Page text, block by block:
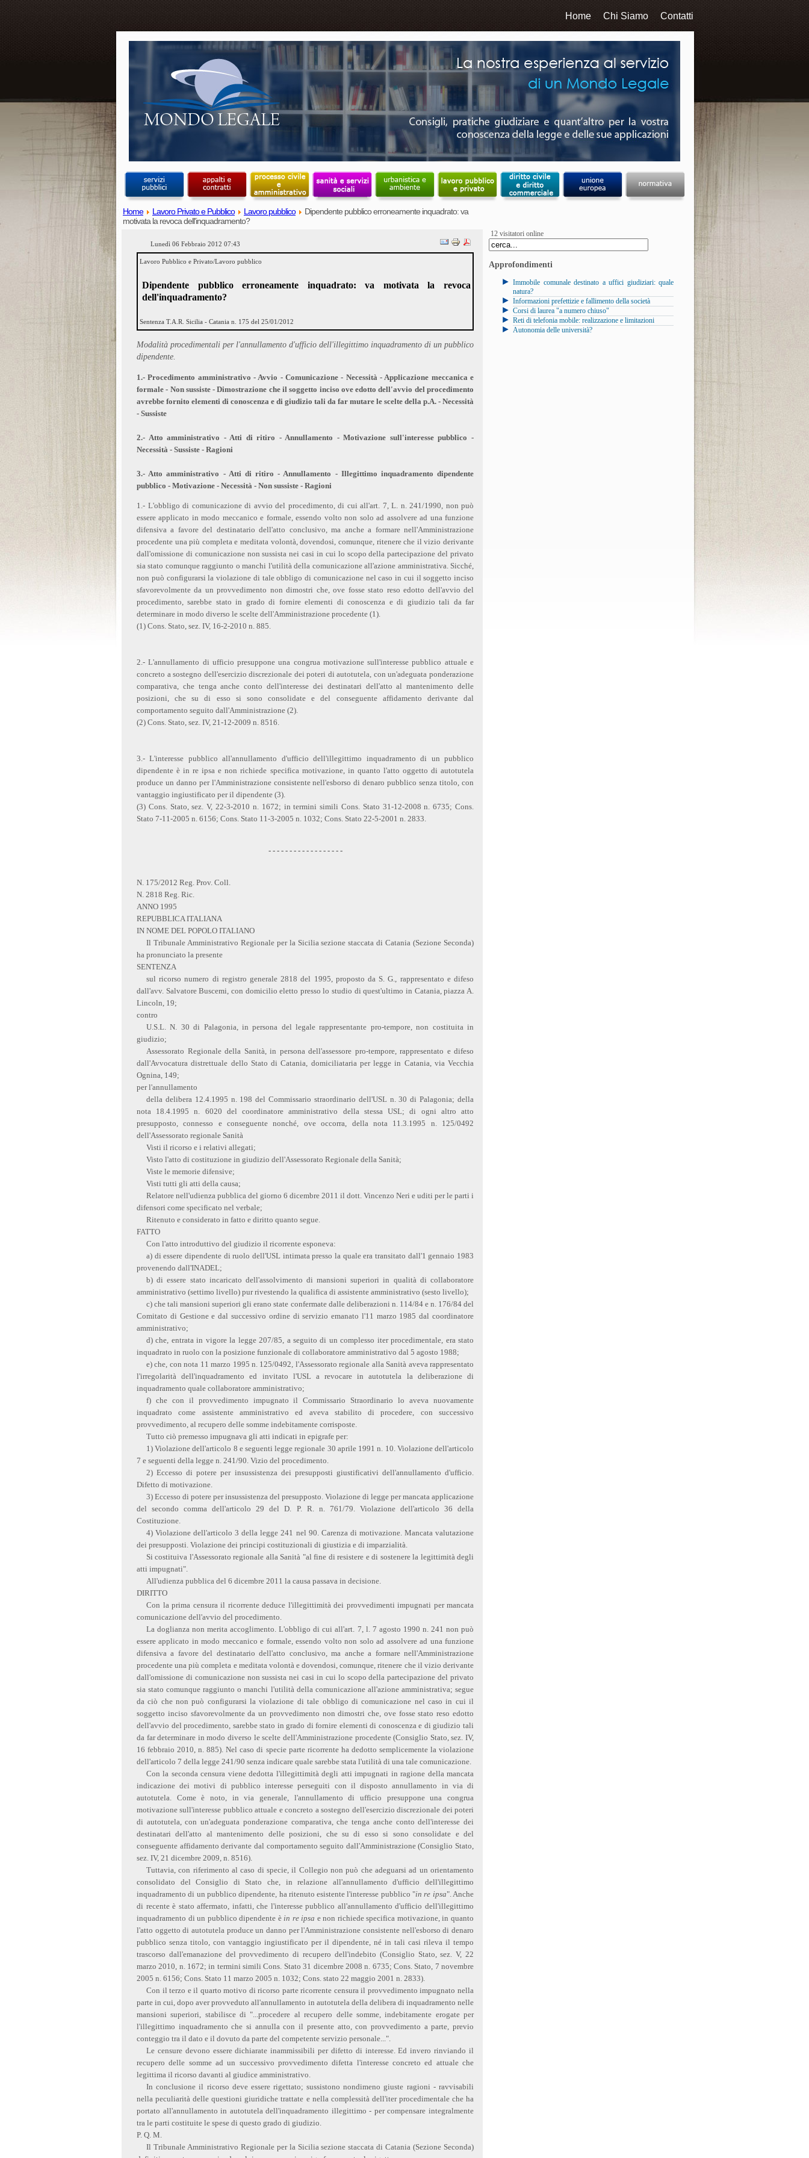
Home Chi Siamo Contatti
Home Lavoro Privato e Pubblico Lavoro pubblico
Dipendente pubblico erroneamente inquadrato: va
motivata la revoca dell'inquadramento?
Lunedì 06 Febbraio 2012 07:43
Lavoro Pubblico e Privato/Lavoro pubblico
Dipendente pubblico erroneamente inquadrato: va motivata la revoca
dell'inquadramento?
Sentenza T.A.R. Sicilia - Catania n. 175 del 25/01/2012
Modalità procedimentali per l'annullamento d'ufficio dell'illegittimo inquadramento di un pubblico
dipendente.
1.- Procedimento amministrativo - Avvio - Comunicazione - Necessità - Applicazione meccanica e
formale - Non sussiste - Dimostrazione che il soggetto inciso ove edotto dell'avvio del procedimento
avrebbe fornito elementi di conoscenza e di giudizio tali da far mutare le scelte della p.A. - Necessità
- Sussiste
2.- Atto amministrativo - Atti di ritiro - Annullamento - Motivazione sull'interesse pubblico -
Necessità - Sussiste - Ragioni
3.- Atto amministrativo - Atti di ritiro - Annullamento - Illegittimo inquadramento dipendente
pubblico - Motivazione - Necessità - Non sussiste - Ragioni
1.- L'obbligo di comunicazione di avvio del procedimento, di cui all'art. 7, L. n. 241/1990, non può
essere applicato in modo meccanico e formale, essendo volto non solo ad assolvere ad una funzione
difensiva a favore del destinatario dell'atto conclusivo, ma anche a formare nell'Amministrazione
procedente una più completa e meditata volontà, dovendosi, comunque, ritenere che il vizio derivante
dall'omissione di comunicazione non sussista nei casi in cui lo scopo della partecipazione del privato
sia stato comunque raggiunto o manchi l'utilità della comunicazione all'azione amministrativa. Sicché,
non può configurarsi la violazione di tale obbligo di comunicazione nel caso in cui il soggetto inciso
sfavorevolmente da un provvedimento non dimostri che, ove fosse stato reso edotto dell'avvio del
procedimento, sarebbe stato in grado di fornire elementi di conoscenza e di giudizio tali da far
determinare in modo diverso le scelte dell'Amministrazione procedente (1).
(1) Cons. Stato, sez. IV, 16-2-2010 n. 885.
2.- L'annullamento di ufficio presuppone una congrua motivazione sull'interesse pubblico attuale e
concreto a sostegno dell'esercizio discrezionale dei poteri di autotutela, con un'adeguata ponderazione
comparativa, che tenga anche conto dell'interesse dei destinatari dell'atto al mantenimento delle
posizioni, che su di esso si sono consolidate e del conseguente affidamento derivante dal
comportamento seguito dall'Amministrazione (2).
(2) Cons. Stato, sez. IV, 21-12-2009 n. 8516.
3.- L'interesse pubblico all'annullamento d'ufficio dell'illegittimo inquadramento di un pubblico
dipendente è in re ipsa e non richiede specifica motivazione, in quanto l'atto oggetto di autotutela
produce un danno per l'Amministrazione consistente nell'esborso di denaro pubblico senza titolo, con
vantaggio ingiustificato per il dipendente (3).
(3) Cons. Stato, sez. V, 22-3-2010 n. 1672; in termini simili Cons. Stato 31-12-2008 n. 6735; Cons.
Stato 7-11-2005 n. 6156; Cons. Stato 11-3-2005 n. 1032; Cons. Stato 22-5-2001 n. 2833.
- - - - - - - - - - - - - - - - - -
N. 175/2012 Reg. Prov. Coll.
N. 2818 Reg. Ric.
ANNO 1995
REPUBBLICA ITALIANA
IN NOME DEL POPOLO ITALIANO
Il Tribunale Amministrativo Regionale per la Sicilia sezione staccata di Catania (Sezione Seconda)
ha pronunciato la presente
SENTENZA
sul ricorso numero di registro generale 2818 del 1995, proposto da S. G., rappresentato e difeso
dall'avv. Salvatore Buscemi, con domicilio eletto presso lo studio di quest'ultimo in Catania, piazza A.
Lincoln, 19;
contro
U.S.L. N. 30 di Palagonia, in persona del legale rappresentante pro-tempore, non costituita in
giudizio;
Assessorato Regionale della Sanità, in persona dell'assessore pro-tempore, rappresentato e difeso
dall'Avvocatura distrettuale dello Stato di Catania, domiciliataria per legge in Catania, via Vecchia
Ognina, 149;
per l'annullamento
della delibera 12.4.1995 n. 198 del Commissario straordinario dell'USL n. 30 di Palagonia; della
nota 18.4.1995 n. 6020 del coordinatore amministrativo della stessa USL; di ogni altro atto
presupposto, connesso e conseguente nonché, ove occorra, della nota 11.3.1995 n. 125/0492
dell'Assessorato regionale Sanità
Visti il ricorso e i relativi allegati;
Visto l'atto di costituzione in giudizio dell'Assessorato Regionale della Sanità;
Viste le memorie difensive;
Visti tutti gli atti della causa;
Relatore nell'udienza pubblica del giorno 6 dicembre 2011 il dott. Vincenzo Neri e uditi per le parti i
difensori come specificato nel verbale;
Ritenuto e considerato in fatto e diritto quanto segue.
FATTO
Con l'atto introduttivo del giudizio il ricorrente esponeva:
a) di essere dipendente di ruolo dell'USL intimata presso la quale era transitato dall'1 gennaio 1983
provenendo dall'INADEL;
b) di essere stato incaricato dell'assolvimento di mansioni superiori in qualità di collaboratore
amministrativo (settimo livello) pur rivestendo la qualifica di assistente amministrativo (sesto livello);
c) che tali mansioni superiori gli erano state confermate dalle deliberazioni n. 114/84 e n. 176/84 del
Comitato di Gestione e dal successivo ordine di servizio emanato l'11 marzo 1985 dal coordinatore
amministrativo;
d) che, entrata in vigore la legge 207/85, a seguito di un complesso iter procedimentale, era stato
inquadrato in ruolo con la posizione funzionale di collaboratore amministrativo dal 5 agosto 1988;
e) che, con nota 11 marzo 1995 n. 125/0492, l'Assessorato regionale alla Sanità aveva rappresentato
l'irregolarità dell'inquadramento ed invitato l'USL a revocare in autotutela la deliberazione di
inquadramento quale collaboratore amministrativo;
f) che con il provvedimento impugnato il Commissario Straordinario lo aveva nuovamente
inquadrato come assistente amministrativo ed aveva stabilito di procedere, con successivo
provvedimento, al recupero delle somme indebitamente corrisposte.
Tutto ciò premesso impugnava gli atti indicati in epigrafe per:
1) Violazione dell'articolo 8 e seguenti legge regionale 30 aprile 1991 n. 10. Violazione dell'articolo
7 e seguenti della legge n. 241/90. Vizio del procedimento.
2) Eccesso di potere per insussistenza dei presupposti giustificativi dell'annullamento d'ufficio.
Difetto di motivazione.
3) Eccesso di potere per insussistenza del presupposto. Violazione di legge per mancata applicazione
del secondo comma dell'articolo 29 del D. P. R. n. 761/79. Violazione dell'articolo 36 della
Costituzione.
4) Violazione dell'articolo 3 della legge 241 nel 90. Carenza di motivazione. Mancata valutazione
dei presupposti. Violazione dei principi costituzionali di giustizia e di imparzialità.
Si costituiva l'Assessorato regionale alla Sanità "al fine di resistere e di sostenere la legittimità degli
atti impugnati".
All'udienza pubblica del 6 dicembre 2011 la causa passava in decisione.
DIRITTO
Con la prima censura il ricorrente deduce l'illegittimità dei provvedimenti impugnati per mancata
comunicazione dell'avvio del procedimento.
La doglianza non merita accoglimento. L'obbligo di cui all'art. 7, l. 7 agosto 1990 n. 241 non può
essere applicato in modo meccanico e formale, essendo volto non solo ad assolvere ad una funzione
difensiva a favore del destinatario dell'atto conclusivo, ma anche a formare nell'Amministrazione
procedente una più completa e meditata volontà e dovendosi, comunque, ritenere che il vizio derivante
dall'omissione di comunicazione non sussista nei casi in cui lo scopo della partecipazione del privato
sia stato comunque raggiunto o manchi l'utilità della comunicazione all'azione amministrativa; segue
da ciò che non può configurarsi la violazione di tale obbligo di comunicazione nel caso in cui il
soggetto inciso sfavorevolmente da un provvedimento non dimostri che, ove fosse stato reso edotto
dell'avvio del procedimento, sarebbe stato in grado di fornire elementi di conoscenza e di giudizio tali
da far determinare in modo diverso le scelte dell'Amministrazione procedente (Consiglio Stato, sez. IV,
16 febbraio 2010, n. 885). Nel caso di specie parte ricorrente ha dedotto semplicemente la violazione
dell'articolo 7 della legge 241/90 senza indicare quale sarebbe stata l'utilità di una tale comunicazione.
Con la seconda censura viene dedotta l'illegittimità degli atti impugnati in ragione della mancata
indicazione dei motivi di pubblico interesse perseguiti con il disposto annullamento in via di
autotutela. Come è noto, in via generale, l'annullamento di ufficio presuppone una congrua
motivazione sull'interesse pubblico attuale e concreto a sostegno dell'esercizio discrezionale dei poteri
di autotutela, con un'adeguata ponderazione comparativa, che tenga anche conto dell'interesse dei
destinatari dell'atto al mantenimento delle posizioni, che su di esso si sono consolidate e del
conseguente affidamento derivante dal comportamento seguito dall'Amministrazione (Consiglio Stato,
sez. IV, 21 dicembre 2009, n. 8516).
Tuttavia, con riferimento al caso di specie, il Collegio non può che adeguarsi ad un orientamento
consolidato del Consiglio di Stato che, in relazione all'annullamento d'ufficio dell'illegittimo
inquadramento di un pubblico dipendente, ha ritenuto esistente l'interesse pubblico "in re ipsa". Anche
di recente è stato affermato, infatti, che l'interesse pubblico all'annullamento d'ufficio dell'illegittimo
inquadramento di un pubblico dipendente èin re ipsa e non richiede specifica motivazione, in quanto
l'atto oggetto di autotutela produce un danno per l'Amministrazione consistente nell'esborso di denaro
pubblico senza titolo, con vantaggio ingiustificato per il dipendente, né in tali casi rileva il tempo
trascorso dall'emanazione del provvedimento di recupero dell'indebito (Consiglio Stato, sez. V, 22
marzo 2010, n. 1672; in termini simili Cons. Stato 31 dicembre 2008 n. 6735; Cons. Stato, 7 novembre
2005 n. 6156; Cons. Stato 11 marzo 2005 n. 1032; Cons. stato 22 maggio 2001 n. 2833).
Con il terzo e il quarto motivo di ricorso parte ricorrente censura il provvedimento impugnato nella
parte in cui, dopo aver provveduto all'annullamento in autotutela della delibera di inquadramento nelle
mansioni superiori, stabilisce di "...procedere al recupero delle somme, indebitamente erogate per
l'illegittimo inquadramento che si annulla con il presente atto, con provvedimento a parte, previo
conteggio tra il dato e il dovuto da parte del competente servizio personale...".
Le censure devono essere dichiarate inammissibili per difetto di interesse. Ed invero rinviando il
recupero delle somme ad un successivo provvedimento difetta l'interesse concreto ed attuale che
legittima il ricorso davanti al giudice amministrativo.
In conclusione il ricorso deve essere rigettato; sussistono nondimeno giuste ragioni - ravvisabili
nella peculiarità delle questioni giuridiche trattate e nella complessità dell'iter procedimentale che ha
portato all'annullamento in autotutela dell'inquadramento illegittimo - per compensare integralmente
tra le parti costituite le spese di questo grado di giudizio.
P. Q. M.
Il Tribunale Amministrativo Regionale per la Sicilia sezione staccata di Catania (Sezione Seconda)
12 visitatori online
Approfondimenti
Immobile comunale destinato a uffici giudiziari: quale
natura?
Informazioni prefettizie e fallimento della società
Corsi di laurea "a numero chiuso"
Reti di telefonia mobile: realizzazione e limitazioni
Autonomia delle università?